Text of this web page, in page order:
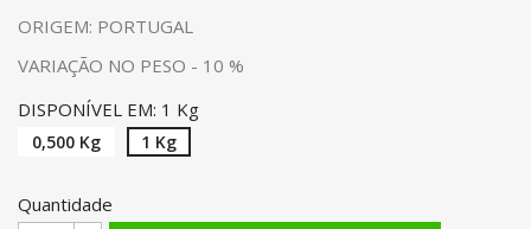
ORIGEM: PORTUGAL
VARIAÇÃO NO PESO - 10 %
DISPONÍVEL EM: 1 Kg
0,500 Kg 1 Kg
Quantidade